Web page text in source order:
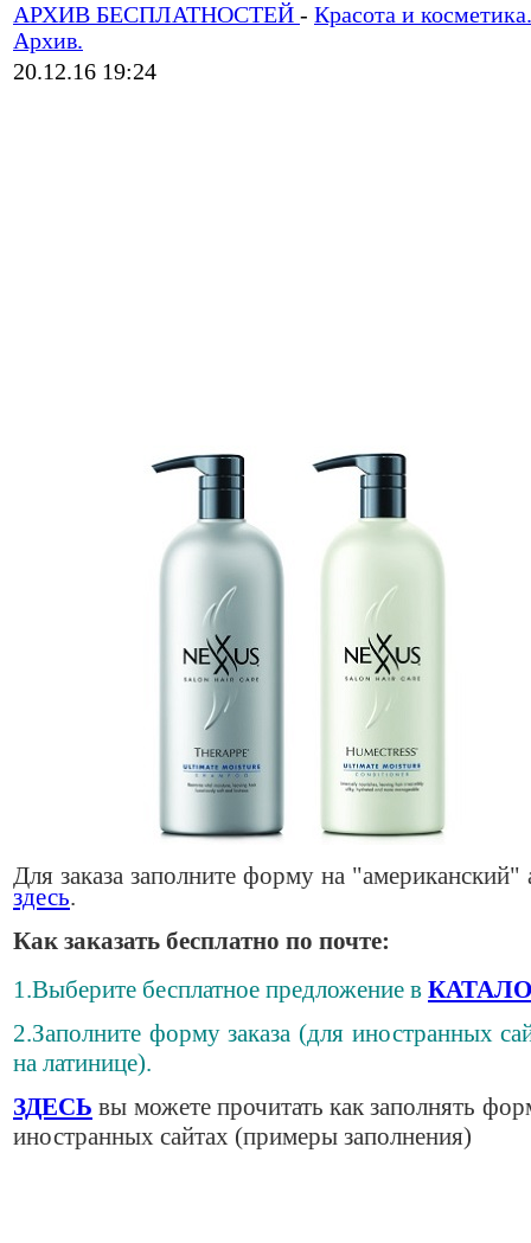
АРХИВ БЕСПЛАТНОСТЕЙ - Красота и косметика.
Архив.
20.12.16 19:24
Для заказа заполните форму на "американский"
здесь.
Как заказать бесплатно по почте:
1.Выберите бесплатное предложение в
2.Заполните форму заказа (для иностранных
на латинице).
ЗДЕСЬ вы можете прочитать как заполнять
иностранных сайтах (примеры заполнения)